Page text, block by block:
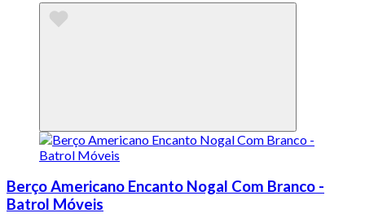
Berço Americano Encanto Nogal Com Branco -
Batrol Móveis